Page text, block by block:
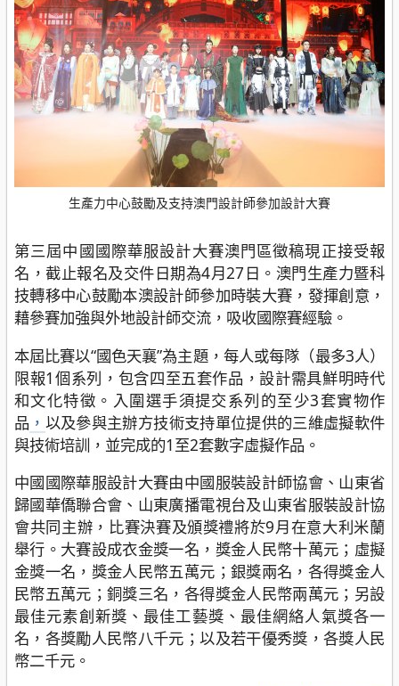
生產力中心鼓勵及支持澳門設計師參加設計大賽
第三屆中國國際華服設計大賽澳門區徵稿現正接受報
名，截止報名及交件日期為4月27日。澳門生產力暨科
技轉移中心鼓勵本澳設計師參加時裝大賽，發揮創意，
藉參賽加強與外地設計師交流，吸收國際賽經驗。
本屆比賽以“國色天襄”為主題，每人或每隊（最多3人）
限報1個系列，包含四至五套作品，設計需具鮮明時代
和文化特徵。入圍選手須提交系列的至少3套實物作
品 ， 以及參與主辦方技術支持單位提供的三維虛擬軟件
與技術培訓，並完成的1至2套數字虛擬作品。
中國國際華服設計大賽由中國服裝設計師協會、山東省
歸國華僑聯合會、山東廣播電視台及山東省服裝設計協
會共同主辦，比賽決賽及頒獎禮將於9月在意大利米蘭
舉行。大賽設成衣金獎一名，獎金人民幣十萬元；虛擬
金獎一名，獎金人民幣五萬元；銀獎兩名，各得獎金人
民幣五萬元；銅獎三名，各得獎金人民幣兩萬元；另設
最佳元素創新獎、最佳工藝獎、最佳網絡人氣獎各一
名，各獎勵人民幣八千元；以及若干優秀獎，各獎人民
幣二千元。